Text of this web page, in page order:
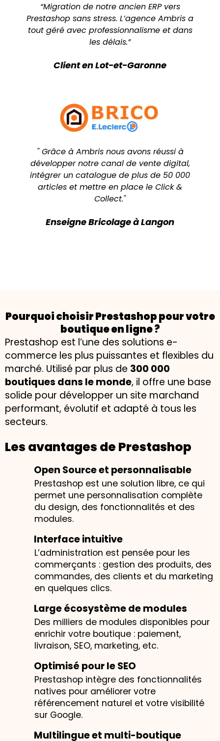
“Migration de notre ancien ERP vers
Prestashop sans stress. L’agence Ambris a
tout géré avec professionnalisme et dans
les délais.”
Client en Lot-et-Garonne
" Grâce à Ambris nous avons réussi à
développer notre canal de vente digital,
intégrer un catalogue de plus de 50 000
articles et mettre en place le Click &
Collect."
Enseigne Bricolage à Langon
Pourquoi choisir Prestashop pour votre
boutique en ligne ?
Prestashop est l’une des solutions e-
commerce les plus puissantes et flexibles du
marché. Utilisé par plus de 300 000
boutiques dans le monde, il offre une base
solide pour développer un site marchand
performant, évolutif et adapté à tous les
secteurs.
Les avantages de Prestashop
Open Source et personnalisable
Prestashop est une solution libre, ce qui
permet une personnalisation complète
du design, des fonctionnalités et des
modules.
Interface intuitive
L’administration est pensée pour les
commerçants : gestion des produits, des
commandes, des clients et du marketing
en quelques clics.
Large écosystème de modules
Des milliers de modules disponibles pour
enrichir votre boutique : paiement,
livraison, SEO, marketing, etc.
Optimisé pour le SEO
Prestashop intègre des fonctionnalités
natives pour améliorer votre
référencement naturel et votre visibilité
sur Google.
Multilingue et multi-boutique